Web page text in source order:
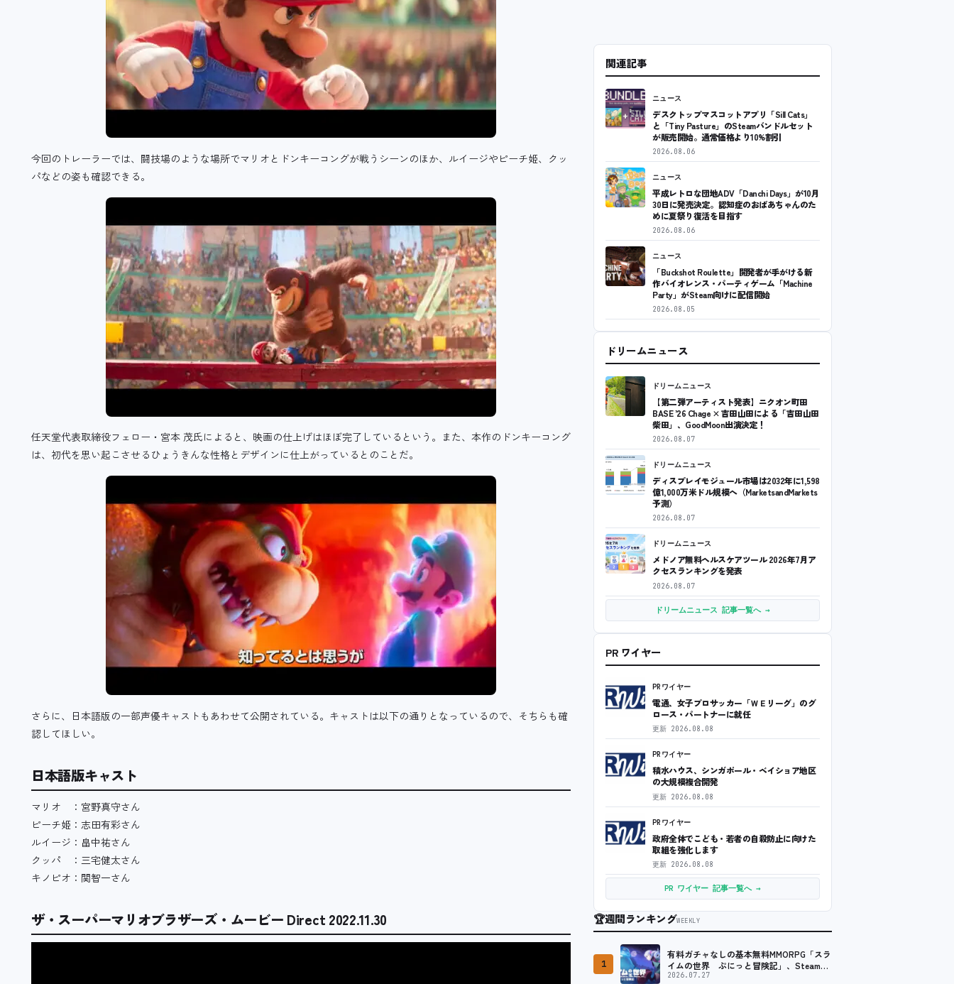
今回のトレーラーでは、闘技場のような場所でマリオとドンキーコングが戦うシーンのほか、ルイージやピーチ姫、クッ
パなどの姿も確認できる。
任天堂代表取締役フェロー・宮本 茂氏によると、映画の仕上げはほぼ完了しているという。また、本作のドンキーコング
は、初代を思い起こさせるひょうきんな性格とデザインに仕上がっているとのことだ。
さらに、日本語版の一部声優キャストもあわせて公開されている。キャストは以下の通りとなっているので、そちらも確
認してほしい。
日本語版キャスト
マリオ ：宮野真守さん
ピーチ姫：志田有彩さん
ルイージ：畠中祐さん
クッパ ：三宅健太さん
キノピオ：関智一さん
ザ・スーパーマリオブラザーズ・ムービー Direct 2022.11.30
関連記事
ニュース
デスクトップマスコットアプリ「Sill Cats」
と「Tiny Pasture」のSteamバンドルセット
が販売開始。通常価格より10%割引
2026.08.06
ニュース
平成レトロな団地ADV「Danchi Days」が10月
30日に発売決定。認知症のおばあちゃんのた
めに夏祭り復活を目指す
2026.08.06
ニュース
「Buckshot Roulette」開発者が手がける新
作バイオレンス・パーティゲーム「Machine
Party」がSteam向けに配信開始
2026.08.05
ドリームニュース
ドリームニュース
【第二弾アーティスト発表】ニクオン町田
BASE ’26 Chage × 吉田山田による「吉田山田
柴田」、GoodMoon出演決定！
2026.08.07
ドリームニュース
ディスプレイモジュール市場は2032年に1,598
億1,000万米ドル規模へ（MarketsandMarkets
予測）
2026.08.07
ドリームニュース
メドノア無料ヘルスケアツール 2026年7月ア
クセスランキングを発表
2026.08.07
ドリームニュース 記事一覧へ →
PR ワイヤー
PRワイヤー
電通、女子プロサッカー「ＷＥリーグ」のグ
ロース・パートナーに就任
更新 2026.08.08
PRワイヤー
積水ハウス、シンガポール・ベイショア地区
の大規模複合開発
更新 2026.08.08
PRワイヤー
政府全体でこども・若者の自殺防止に向けた
取組を強化します
更新 2026.08.08
PR ワイヤー 記事一覧へ →
🏆週間ランキングWEEKLY
1
有料ガチャなしの基本無料MMORPG「スラ
イムの世界 ぷにっと冒険記」、Steam向
けの無料体験版が8月末に配信決定
2026.07.27